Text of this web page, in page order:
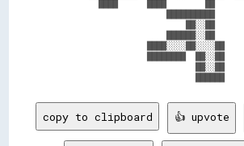
copy to clipboard 👍 upvote